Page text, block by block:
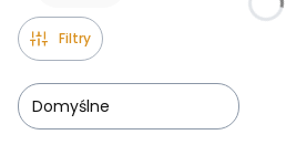
Filtry
Domyślne